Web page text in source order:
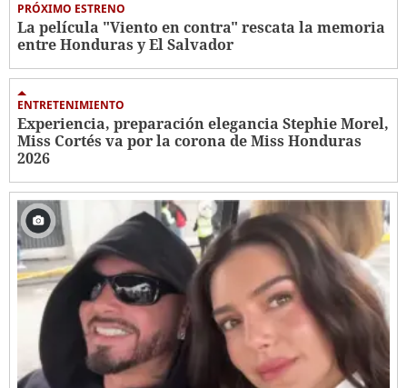
PRÓXIMO ESTRENO
La película "Viento en contra" rescata la memoria
entre Honduras y El Salvador
ENTRETENIMIENTO
Experiencia, preparación elegancia Stephie Morel,
Miss Cortés va por la corona de Miss Honduras
2026